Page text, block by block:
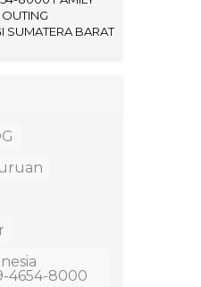
SUMATERA BARAT
4654-8000